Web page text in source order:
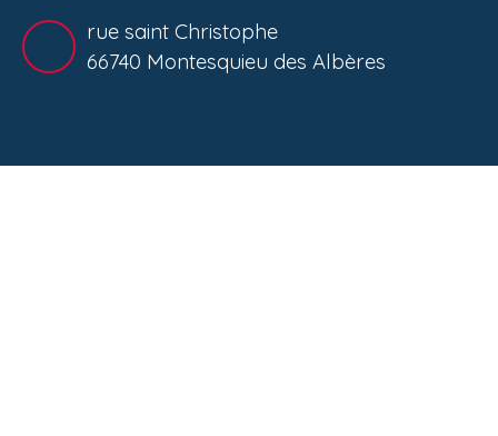
rue saint Christophe
66740 Montesquieu des Albères